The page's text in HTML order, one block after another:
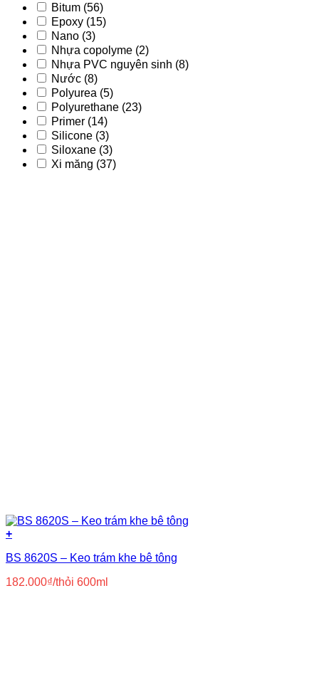
Bitum (56)
Epoxy (15)
Nano (3)
Nhựa copolyme (2)
Nhựa PVC nguyên sinh (8)
Nước (8)
Polyurea (5)
Polyurethane (23)
Primer (14)
Silicone (3)
Siloxane (3)
Xi măng (37)
+
BS 8620S – Keo trám khe bê tông
182.000₫/thỏi 600ml